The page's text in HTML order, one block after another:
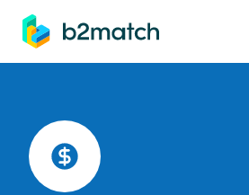
springen